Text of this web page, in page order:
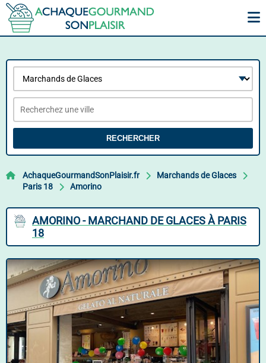
RECHERCHER
AchaqueGourmandSonPlaisir.fr
Marchands de Glaces
Paris 18
Amorino
AMORINO - MARCHAND DE GLACES À PARIS
18